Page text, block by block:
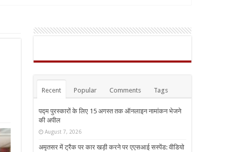
Recent Popular Comments Tags
पद्म पुरस्कारों के लिए 15 अगस्त तक ऑनलाइन नामांकन भेजने
की अपील
August 7, 2026
अमृतसर में ट्रैक पर कार खड़ी करने पर एएसआई सस्पेंड: वीडियो